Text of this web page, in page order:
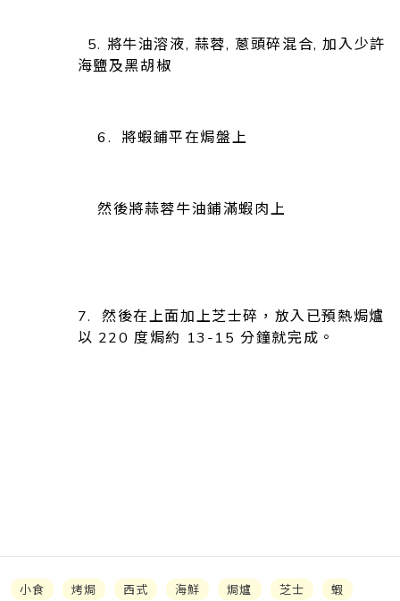
5. 將牛油溶液, 蒜蓉, 蔥頭碎混合, 加入少許
海鹽及黑胡椒
6. 將蝦鋪平在焗盤上
然後將蒜蓉牛油鋪滿蝦肉上
7. 然後在上面加上芝士碎，放入已預熱焗爐
以 220 度焗約 13-15 分鐘就完成。
小食 烤焗 西式 海鮮 焗爐 芝士
蝦